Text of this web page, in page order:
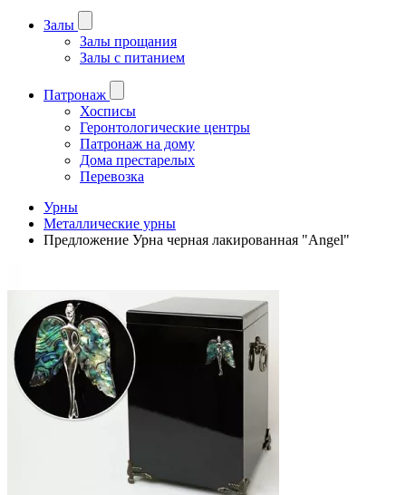
Залы
Залы прощания
Залы с питанием
Патронаж
Хосписы
Геронтологические центры
Патронаж на дому
Дома престарелых
Перевозка
Урны
Металлические урны
Предложение Урна черная лакированная "Angel"